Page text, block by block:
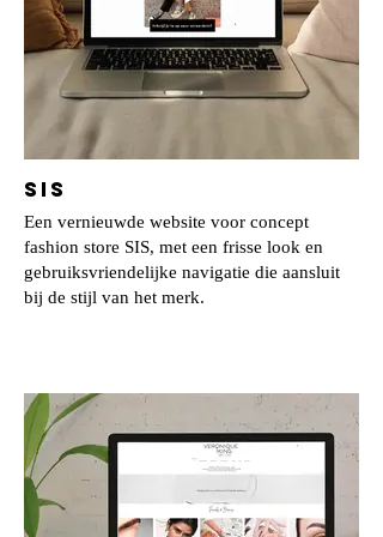
SIS
Een vernieuwde website voor concept
fashion store SIS, met een frisse look en
gebruiksvriendelijke navigatie die aansluit
bij de stijl van het merk.